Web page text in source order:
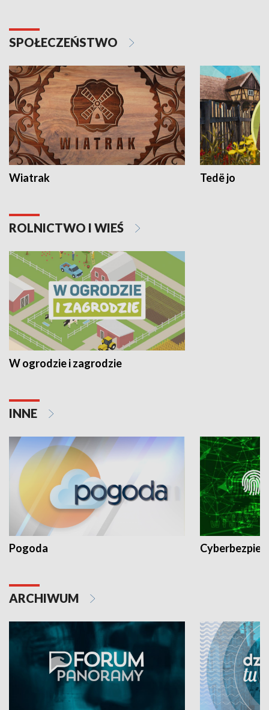
SPOŁECZEŃSTWO
Wiatrak Tedë jo
ROLNICTWO I WIEŚ
W ogrodzie i zagrodzie
INNE
Pogoda
ARCHIWUM